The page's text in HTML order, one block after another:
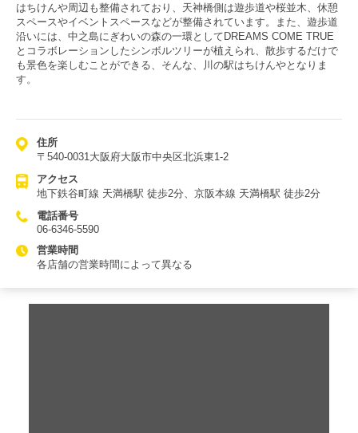
はちけんや周辺も整備されており、天神橋側は遊歩道や桜並木、休憩
スペースやイベントスペースなどが整備されています。また、遊歩道
沿いには、中之島にぎわいの森の一環としてDREAMS COME TRUE
とコラボレーションしたシンボルツリーが植えられ、散歩するだけで
も景色を楽しむことができる、そんな、川の駅はちけんやとなりま
す。
住所
〒540-0031大阪府大阪市中央区北浜東1-2
アクセス
地下鉄谷町線 天満橋駅 徒歩2分、京阪本線 天満橋駅 徒歩2分
電話番号
06-6346-5590
営業時間
各店舗の営業時間によって異なる